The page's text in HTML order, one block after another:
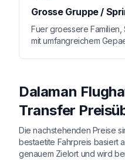
Grosse Gruppe /
Fuer groessere
mit umfangreichem
Dalaman
Transfer
Die nachstehenden Preise
bestaetite Fahrpreis basiert
genauem Zielort und wird